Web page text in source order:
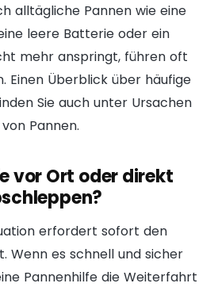
alltägliche Pannen wie eine
leere Batterie oder ein
mehr anspringt, führen oft
Einen Überblick über häufige
Sie auch unter Ursachen
von Pannen.
vor Ort oder direkt
erfordert sofort den
. Wenn es schnell und sicher
Pannenhilfedie Weiterfahrt